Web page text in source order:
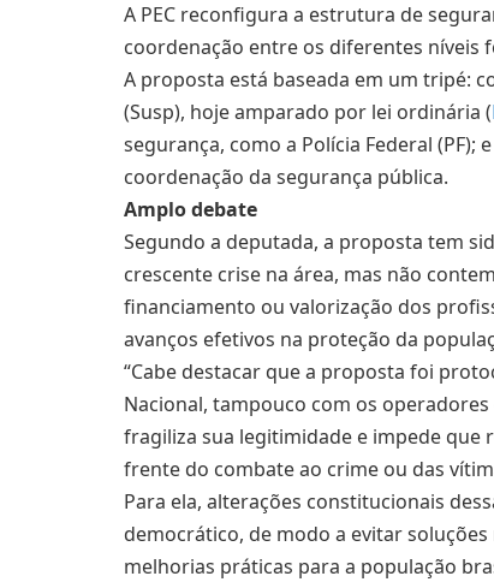
A PEC reconfigura a estrutura de
coordenação entre os diferentes níveis
A proposta está baseada em um tripé:
(Susp), hoje amparado por lei ordinária (
segurança, como a Polícia Federal
coordenação da segurança pública.
Amplo debate
Segundo a deputada, a proposta tem
crescente crise na área, mas não
financiamento ou valorização dos
avanços efetivos na proteção da
“Cabe destacar que a proposta foi
Nacional, tampouco com os
fragiliza sua legitimidade e impede que
frente do combate ao crime ou das
Para ela, alterações constitucionais
democrático, de modo a evitar
melhorias práticas para a população